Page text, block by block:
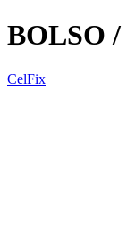
BOLSO
CelFix